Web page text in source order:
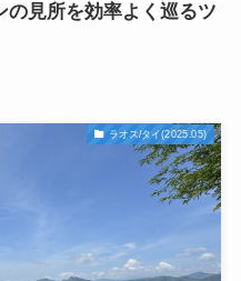
の見所を効率よく巡るツ
ラオス/タイ(2025.05)